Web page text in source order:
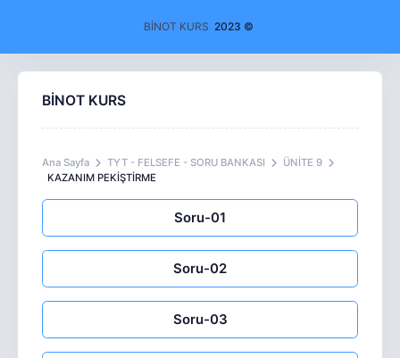
BİNOT KURS 2023 ©
BİNOT KURS
Ana Sayfa TYT - FELSEFE - SORU BANKASI
ÜNİTE 9
KAZANIM PEKİŞTİRME
Soru-01
Soru-02
Soru-03